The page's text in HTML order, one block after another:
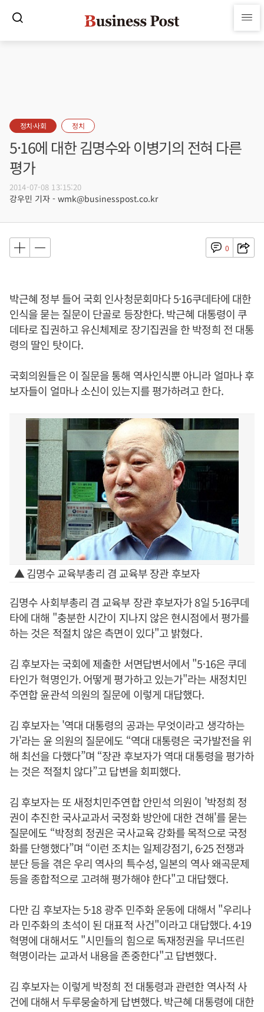
정치·사회 정치
5·16에 대한 김명수와 이병기의 전혀 다른
평가
2014-07-08 13:15:20
강우민 기자 - wmk@businesspost.co.kr
0
박근혜 정부 들어 국회 인사청문회마다 5·16쿠데타에 대한
인식을 묻는 질문이 단골로 등장한다. 박근혜 대통령이 쿠
데타로 집권하고 유신체제로 장기집권을 한 박정희 전 대통
령의 딸인 탓이다.
국회의원들은 이 질문을 통해 역사인식뿐 아니라 얼마나 후
보자들이 얼마나 소신이 있는지를 평가하려고 한다.
▲ 김명수 교육부총리 겸 교육부 장관 후보자
김명수 사회부총리 겸 교육부 장관 후보자가 8일 5·16쿠데
타에 대해 "충분한 시간이 지나지 않은 현시점에서 평가를
하는 것은 적절치 않은 측면이 있다"고 밝혔다.
김 후보자는 국회에 제출한 서면답변서에서 "5·16은 쿠데
타인가 혁명인가. 어떻게 평가하고 있는가"라는 새정치민
주연합 윤관석 의원의 질문에 이렇게 대답했다.
김 후보자는 '역대 대통령의 공과는 무엇이라고 생각하는
가'라는 윤 의원의 질문에도 “역대 대통령은 국가발전을 위
해 최선을 다했다”며 “장관 후보자가 역대 대통령을 평가하
는 것은 적절치 않다”고 답변을 회피했다.
김 후보자는 또 새정치민주연합 안민석 의원이 '박정희 정
권이 추진한 국사교과서 국정화 방안에 대한 견해'를 묻는
질문에도 “박정희 정권은 국사교육 강화를 목적으로 국정
화를 단행했다”며 “이런 조치는 일제강점기, 6·25 전쟁과
분단 등을 겪은 우리 역사의 특수성, 일본의 역사 왜곡문제
등을 종합적으로 고려해 평가해야 한다"고 대답했다.
다만 김 후보자는 5·18 광주 민주화 운동에 대해서 "우리나
라 민주화의 초석이 된 대표적 사건"이라고 대답했다. 4·19
혁명에 대해서도 "시민들의 힘으로 독재정권을 무너뜨린
혁명이라는 교과서 내용을 존중한다"고 답변했다.
김 후보자는 이렇게 박정희 전 대통령과 관련한 역사적 사
건에 대해서 두루뭉술하게 답변했다. 박근혜 대통령에 대한